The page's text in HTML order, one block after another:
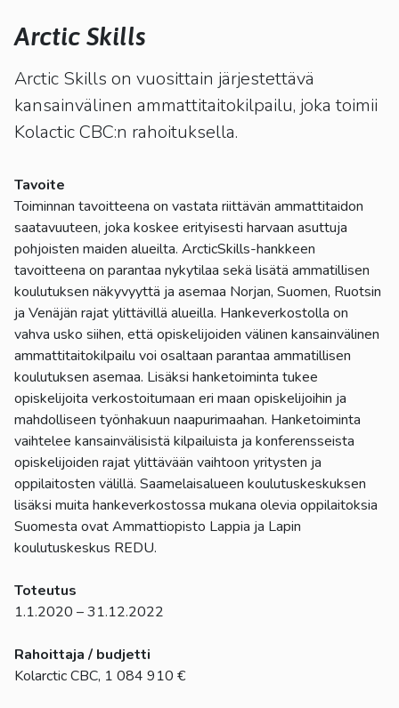
ja
pyyhkäisyliikkeitä.
Arctic Skills
Arctic Skills on vuosittain järjestettävä
kansainvälinen ammattitaitokilpailu, joka toimii
Kolactic CBC:n rahoituksella.
Tavoite
Toiminnan tavoitteena on vastata riittävän ammattitaidon
saatavuuteen, joka koskee erityisesti harvaan asuttuja
pohjoisten maiden alueilta. ArcticSkills-hankkeen
tavoitteena on parantaa nykytilaa sekä lisätä ammatillisen
koulutuksen näkyvyyttä ja asemaa Norjan, Suomen, Ruotsin
ja Venäjän rajat ylittävillä alueilla. Hankeverkostolla on
vahva usko siihen, että opiskelijoiden välinen kansainvälinen
ammattitaitokilpailu voi osaltaan parantaa ammatillisen
koulutuksen asemaa. Lisäksi hanketoiminta tukee
opiskelijoita verkostoitumaan eri maan opiskelijoihin ja
mahdolliseen työnhakuun naapurimaahan. Hanketoiminta
vaihtelee kansainvälisistä kilpailuista ja konferensseista
opiskelijoiden rajat ylittävään vaihtoon yritysten ja
oppilaitosten välillä. Saamelaisalueen koulutuskeskuksen
lisäksi muita hankeverkostossa mukana olevia oppilaitoksia
Suomesta ovat Ammattiopisto Lappia ja Lapin
koulutuskeskus REDU.
Toteutus
1.1.2020 – 31.12.2022
Rahoittaja / budjetti
Kolarctic CBC, 1 084 910 €